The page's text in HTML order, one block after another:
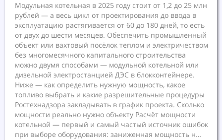
Модульная котельная в 2025 году стоит от 1,2 до 25 млн
рублей — а весь цикл от проектирования до ввода в
эксплуатацию растягивается от 60 до 180 дней, то есть
от двух до шести месяцев. Обеспечить промышленный
объект или вахтовый посёлок теплом и электричеством
без многомесячного капитального строительства
можно двумя способами — модульной котельной или
дизельной электростанцией ДЭС в блокконтейнере.
Ниже — как определить нужную мощность, какое
топливо выбрать и какие разрешительные процедуры
Ростехнадзора закладывать в график проекта. Сколько
мощности реально нужно объекту Расчёт мощности
котельной — первый и самый частый источник ошибок
при выборе оборудования: заниженная мощность н…